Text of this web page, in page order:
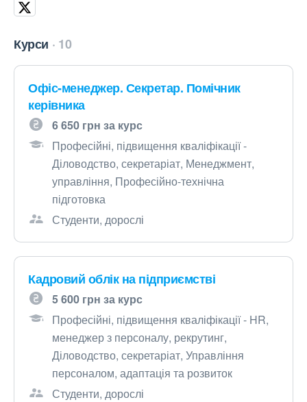
Курси 10
Офіс-менеджер. Секретар. Помічник
керівника
6 650 грн за курс
Професійні, підвищення кваліфікації -
Діловодство, секретаріат, Менеджмент,
управління, Професійно-технічна
підготовка
Студенти, дорослі
Кадровий облік на підприємстві
5 600 грн за курс
Професійні, підвищення кваліфікації - HR,
менеджер з персоналу, рекрутинг,
Діловодство, секретаріат, Управління
персоналом, адаптація та розвиток
Студенти, дорослі